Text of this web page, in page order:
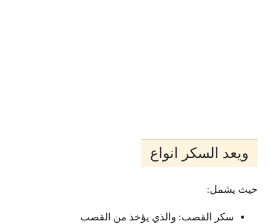
ويعد السكر انواع
حيث يشمل:
سكر القصب: والذي يؤخذ من القصب